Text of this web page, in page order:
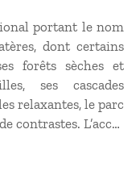
portant le nom
dont certains
forêts sèches et
ses cascades
relaxantes, le parc
contrastes. L’accès
en raison de